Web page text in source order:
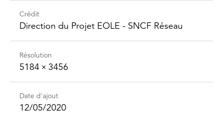
Crédit
Direction du Projet EOLE - SNCF Réseau
Résolution
5184 × 3456
Date d'ajout
12/05/2020